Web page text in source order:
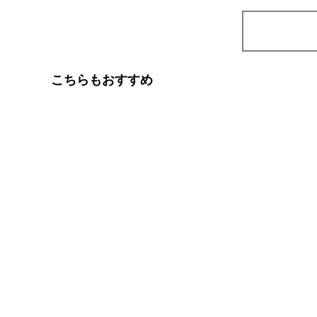
こちらもおすすめ